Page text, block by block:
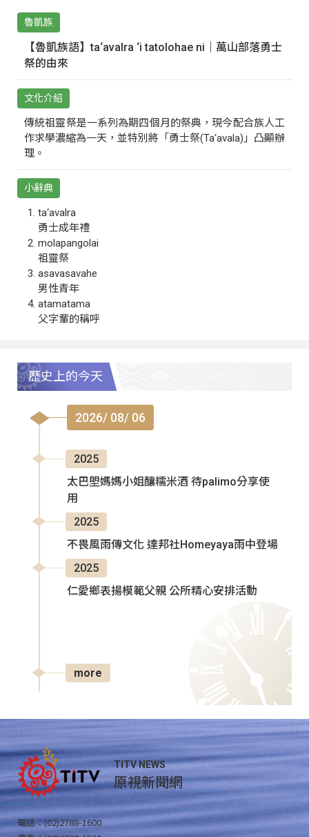
魯凱族
【魯凱族語】ta‘avalra ‘i tatolohae ni｜萬山部落勇士
祭的由來
文化介紹
傳統祖靈祭是一系列為期四個月的祭典，現今配合族人工
作求學濃縮為一天，並特別將「勇士祭(Ta‘avala)」凸顯辦
理。
小辭典
ta‘avalra
勇士成年禮
molapangolai
祖靈祭
asavasavahe
男性青年
atamatama
父字輩的稱呼
歷史上的今天
2026/ 08/ 06
2025
太巴塱媽媽小姐釀糯米酒 待palimo分享使
用
2025
不畏風雨傳文化 達邦社Homeyaya雨中登場
2025
仁愛鄉表揚模範父親 公所精心安排活動
more
TITV NEWS
原視新聞網
電話：(02)2788-1600